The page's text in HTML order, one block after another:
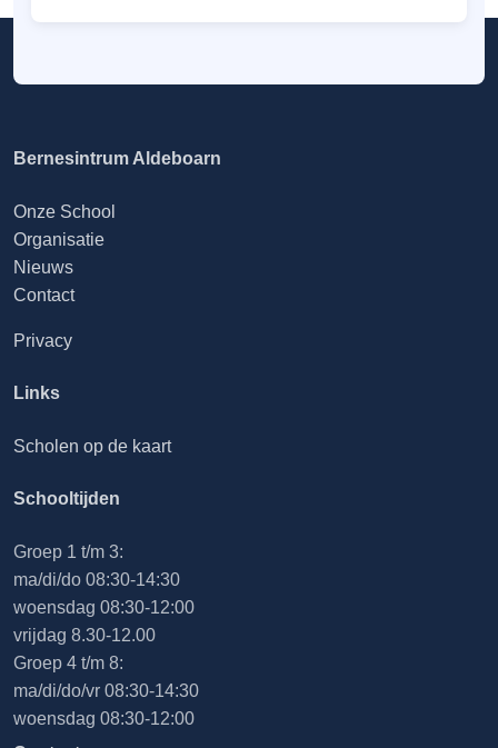
Bernesintrum Aldeboarn
Onze School
Organisatie
Nieuws
Contact
Privacy
Links
Scholen op de kaart
Schooltijden
Groep 1 t/m 3:
ma/di/do 08:30-14:30
woensdag 08:30-12:00
vrijdag 8.30-12.00
Groep 4 t/m 8:
ma/di/do/vr 08:30-14:30
woensdag 08:30-12:00